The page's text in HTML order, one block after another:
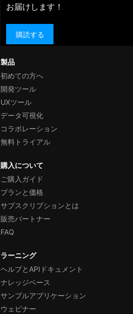
製品
初めての方へ
開発ツール
UXツール
データ可視化
コラボレーション
無料トライアル
購入について
ご購入ガイド
プランと価格
サブスクリプションとは
販売パートナー
FAQ
ラーニング
ヘルプとAPIドキュメント
ナレッジベース
サンプルアプリケーション
ウェビナー
お届けします！
購読する